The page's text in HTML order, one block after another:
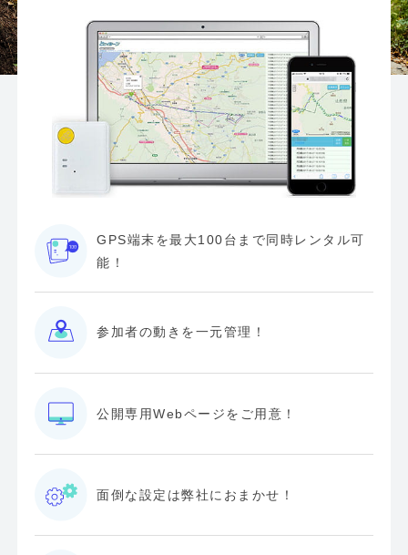
GPS端末を最大100台まで同時レンタル可
能！
参加者の動きを一元管理！
公開専用Webページをご用意！
面倒な設定は弊社におまかせ！